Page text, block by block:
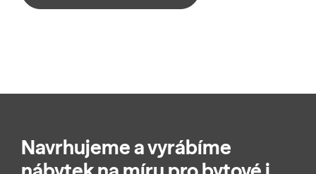
Navrhujeme a vyrábíme